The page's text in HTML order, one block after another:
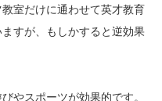
室だけに通わせて英才教育
すが、もしかすると逆効果
やスポーツが効果的です。